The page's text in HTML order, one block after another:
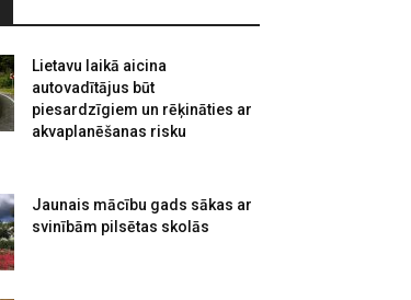
Lietavu laikā aicina
autovadītājus būt
piesardzīgiem un rēķināties ar
akvaplanēšanas risku
Jaunais mācību gads sākas ar
svinībām pilsētas skolās